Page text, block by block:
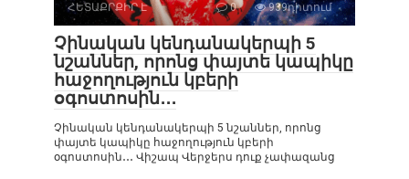
ՀԵՏԱՔՐՔԻՐ Է 0 939դիտում
Չինական կենդանակերպի 5
նշաններ, որոնց փայտե կապիկը
հաջողություն կբերի
օգոստոսին․․․
Չինական կենդանակերպի 5 նշաններ, որոնց
փայտե կապիկը հաջողություն կբերի
օգոստոսին․․․ Վիշապ Վերջերս դուք չափազանց